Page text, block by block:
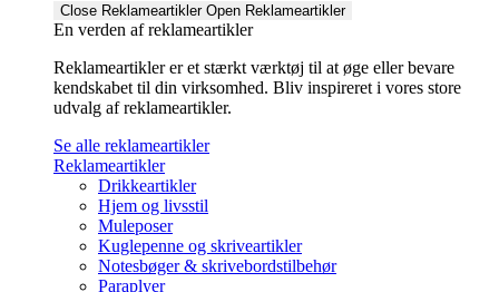
Close Reklameartikler Open Reklameartikler
En verden af reklameartikler ​
Reklameartikler er et stærkt værktøj til at øge eller bevare
kendskabet til din virksomhed. Bliv inspireret i vores store
udvalg af reklameartikler.
Se alle reklameartikler
Reklameartikler
Drikkeartikler
Hjem og livsstil
Muleposer
Kuglepenne og skriveartikler
Notesbøger & skrivebordstilbehør
Paraplyer